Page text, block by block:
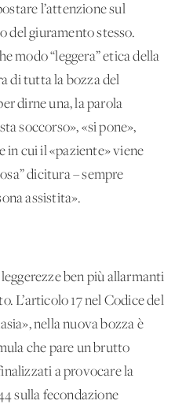
l’attenzione sul
del giuramento stesso.
modo “leggera” etica della
di tutta la bozza del
dirne una, la parola
soccorso», «si pone»,
in cui il «paziente» viene
dicitura – sempre
assistita».
ben più allarmanti
L’articolo 17 nel Codice del
nella nuova bozza è
che pare un brutto
a provocare la
sulla fecondazione